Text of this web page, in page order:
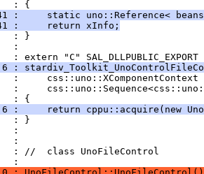
:     static uno::Reference<
:     return xInfo;
:
:
:     return cppu::acquire(new
: //  class UnoFileControl